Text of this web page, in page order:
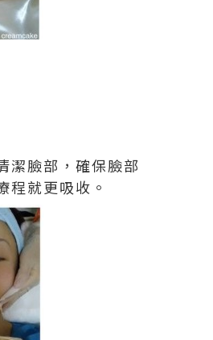
潔臉部，確保臉部
程就更吸收。